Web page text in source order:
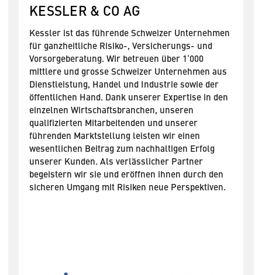
KESSLER & CO AG
Kessler ist das führende Schweizer Unternehmen
für ganzheitliche Risiko-, Versicherungs- und
Vorsorgeberatung. Wir betreuen über 1‘000
mittlere und grosse Schweizer Unternehmen aus
Dienstleistung, Handel und Industrie sowie der
öffentlichen Hand. Dank unserer Expertise in den
einzelnen Wirtschaftsbranchen, unseren
qualifizierten Mitarbeitenden und unserer
führenden Marktstellung leisten wir einen
wesentlichen Beitrag zum nachhaltigen Erfolg
unserer Kunden. Als verlässlicher Partner
begeistern wir sie und eröffnen ihnen durch den
sicheren Umgang mit Risiken neue Perspektiven.